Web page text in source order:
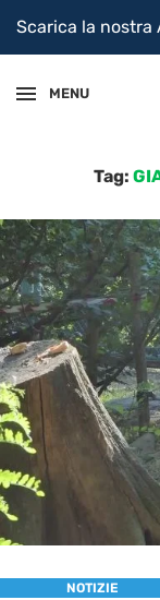
Scarica la nostra
MENU
Tag:
NOTIZIE